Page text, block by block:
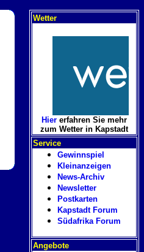
Wetter
Hier erfahren Sie mehr
zum Wetter in Kapstadt
Service
Gewinnspiel
Kleinanzeigen
News-Archiv
Newsletter
Postkarten
Kapstadt Forum
Südafrika Forum
Angebote